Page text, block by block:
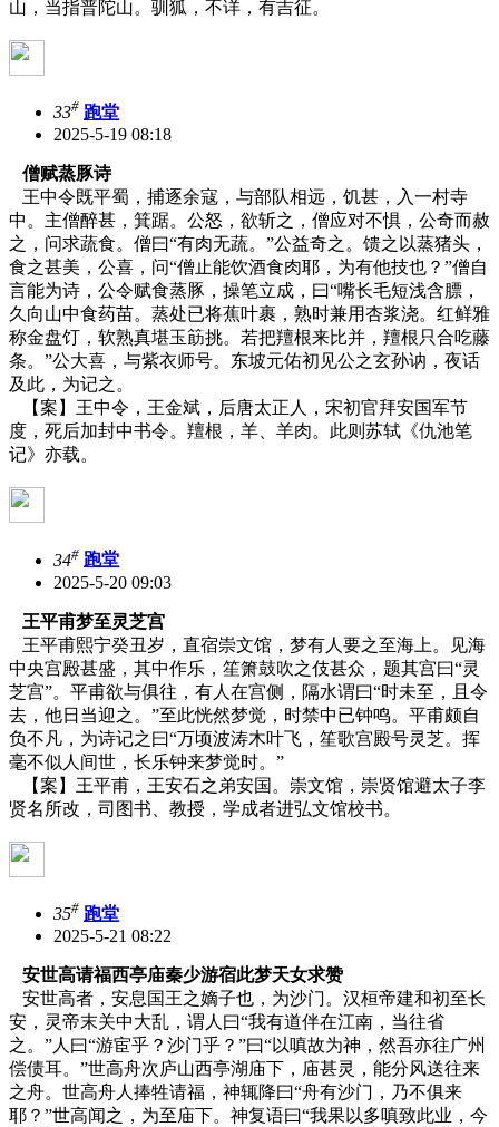
山，当指普陀山。驯狐，不详，有吉征。
33# 跑堂
2025-5-19 08:18
僧赋蒸豚诗
王中令既平蜀，捕逐余寇，与部队相远，饥甚，入一村寺
中。主僧醉甚，箕踞。公怒，欲斩之，僧应对不惧，公奇而赦
之，问求蔬食。僧曰“有肉无蔬。”公益奇之。馈之以蒸猪头，
食之甚美，公喜，问“僧止能饮酒食肉耶，为有他技也？”僧自
言能为诗，公令赋食蒸豚，操笔立成，曰“嘴长毛短浅含膘，
久向山中食药苗。蒸处已将蕉叶裹，熟时兼用杏浆浇。红鲜雅
称金盘饤，软熟真堪玉筯挑。若把羶根来比并，羶根只合吃藤
条。”公大喜，与紫衣师号。东坡元佑初见公之玄孙讷，夜话
及此，为记之。
【案】王中令，王金斌，后唐太正人，宋初官拜安国军节
度，死后加封中书令。羶根，羊、羊肉。此则苏轼《仇池笔
记》亦载。
34# 跑堂
2025-5-20 09:03
王平甫梦至灵芝宫
王平甫熙宁癸丑岁，直宿崇文馆，梦有人要之至海上。见海
中央宫殿甚盛，其中作乐，笙箫鼓吹之伎甚众，题其宫曰“灵
芝宫”。平甫欲与俱往，有人在宫侧，隔水谓曰“时未至，且令
去，他日当迎之。”至此恍然梦觉，时禁中已钟鸣。平甫颇自
负不凡，为诗记之曰“万顷波涛木叶飞，笙歌宫殿号灵芝。挥
毫不似人间世，长乐钟来梦觉时。”
【案】王平甫，王安石之弟安国。崇文馆，崇贤馆避太子李
贤名所改，司图书、教授，学成者进弘文馆校书。
35# 跑堂
2025-5-21 08:22
安世高请福西亭庙秦少游宿此梦天女求赞
安世高者，安息国王之嫡子也，为沙门。汉桓帝建和初至长
安，灵帝末关中大乱，谓人曰“我有道伴在江南，当往省
之。”人曰“游宦乎？沙门乎？”曰“以嗔故为神，然吾亦往广州
偿债耳。”世高舟次庐山西亭湖庙下，庙甚灵，能分风送往来
之舟。世高舟人捧牲请福，神辄降曰“舟有沙门，乃不俱来
耶？”世高闻之，为至庙下。神复语曰“我果以多嗔致此业，今